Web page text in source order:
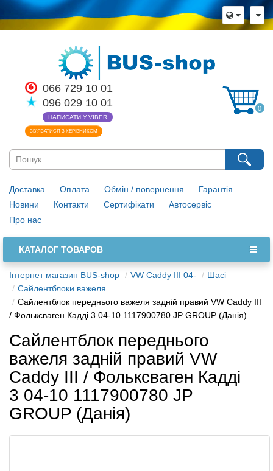
066 729 10 01
096 029 10 01
НАПИСАТИ У VIBER
ЗВ’ЯЗАТИСЯ З КЕРІВНИКОМ
0
Доставка Оплата Обмін / повернення
Гарантія
Новини
Контакти Сертифікати
Автосервіс
Про нас
КАТАЛОГ ТОВАРОВ
Інтернет магазин BUS-shop VW Caddy III 04-
Шасі
Сайлентблоки важеля
Сайлентблок переднього важеля задній правий VW Caddy III
/ Фольксваген Кадді 3 04-10 1117900780 JP GROUP (Данія)
Сайлентблок переднього
важеля задній правий VW
Caddy III / Фольксваген Кадді
3 04-10 1117900780 JP
GROUP (Данія)